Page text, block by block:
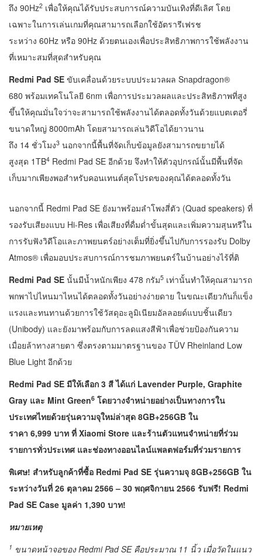
ถึง 90Hz2 เพื่อให้คุณได้รับประสบการณ์ความบันเทิงที่ดีเลิศ โดย
เฉพาะในการเล่นเกมที่คุณสามารถเลือกใช้อัตรารีเฟรช
ระหว่าง 60Hz หรือ 90Hz ด้วยตนเองเพื่อประสิทธิภาพการใช้พลังงาน
ที่เหมาะสมที่สุดสำหรับคุณ
Redmi Pad SE ขับเคลื่อนด้วยระบบประมวลผล Snapdragon®
680 พร้อมเทคโนโลยี 6nm เพื่อการประมวลผลและประสิทธิภาพที่สูง
ขึ้นให้คุณมั่นใจว่าจะสามารถใช้พลังงานได้ตลอดทั้งวันด้วยแบตเตอรี่
ขนาดใหญ่ 8000mAh โดยสามารถเล่นวิดีโอได้ยาวนาน
ถึง 14 ชั่วโมง3 นอกจากนี้พื้นที่จัดเก็บข้อมูลยังสามารถขยายได้
สูงสุด 1TB4 Redmi Pad SE อีกด้วย จึงทำให้ตัวอุปกรณ์นั้นมีพื้นที่จัด
เก็บมากเพียงพอสำหรับคอนเทนต์สุดโปรดของคุณได้ตลอดทั้งวัน
นอกจากนี้ Redmi Pad SE ยังมาพร้อมลำโพงสี่ตัว (Quad speakers) ที่
รองรับเสียงแบบ Hi-Res เพื่อเสียงที่ดื่มด่ำขั้นสุดและเพิ่มความสุนทรีใน
การรับฟังวิดีโอและภาพยนตร์อย่างเต็มที่ยิ่งขึ้นไปกับการรองรับ Dolby
Atmos® เพื่อมอบประสบการณ์การชมภาพยนตร์ในบ้านอย่างไร้ที่ติ
Redmi Pad SE นั้นมีน้ำหนักเพียง 478 กรัม5 เท่านั้นทำให้คุณสามารถ
พกพาไปไหนมาไหนได้ตลอดทั้งวันอย่างง่ายดาย ในขณะเดียวกันก็แข็ง
แรงและทนทานด้วยการใช้วัสดุอะลูมิเนียมอัลลอยด์แบบชิ้นเดียว
(Unibody) และยังมาพร้อมกับการลดแสงสีฟ้าเพื่อช่วยป้องกันความ
เมื่อยล้าทางสายตา ซึ่งตรงตามมาตรฐานของ TÜV Rheinland Low
Blue Light อีกด้วย
Redmi Pad SE มีให้เลือก 3 สี ได้แก่ Lavender Purple, Graphite
Gray และ Mint Green6 โดยวางจำหน่ายอย่างเป็นทางการใน
ประเทศไทยด้วยรุ่นความจุใหม่ล่าสุด 8GB+256GB ใน
ราคา 6,999 บาท ที่ Xiaomi Store และร้านตัวแทนจำหน่ายที่ร่วม
รายการทั่วประเทศ และช่องทางออนไลน์แพลตฟอร์มที่ร่วมรายการ
พิเศษ! สำหรับลูกค้าที่ซื้อ Redmi Pad SE รุ่นความจุ 8GB+256GB ใน
ระหว่างวันที่ 26 ตุลาคม 2566 – 30 พฤศจิกายน 2566 รับฟรี! Redmi
Pad SE Case มูลค่า 1,390 บาท!
หมายเหตุ
1 ขนาดหน้าจอของ Redmi Pad SE คือประมาณ 11 นิ้ว เมื่อวัดในแนว